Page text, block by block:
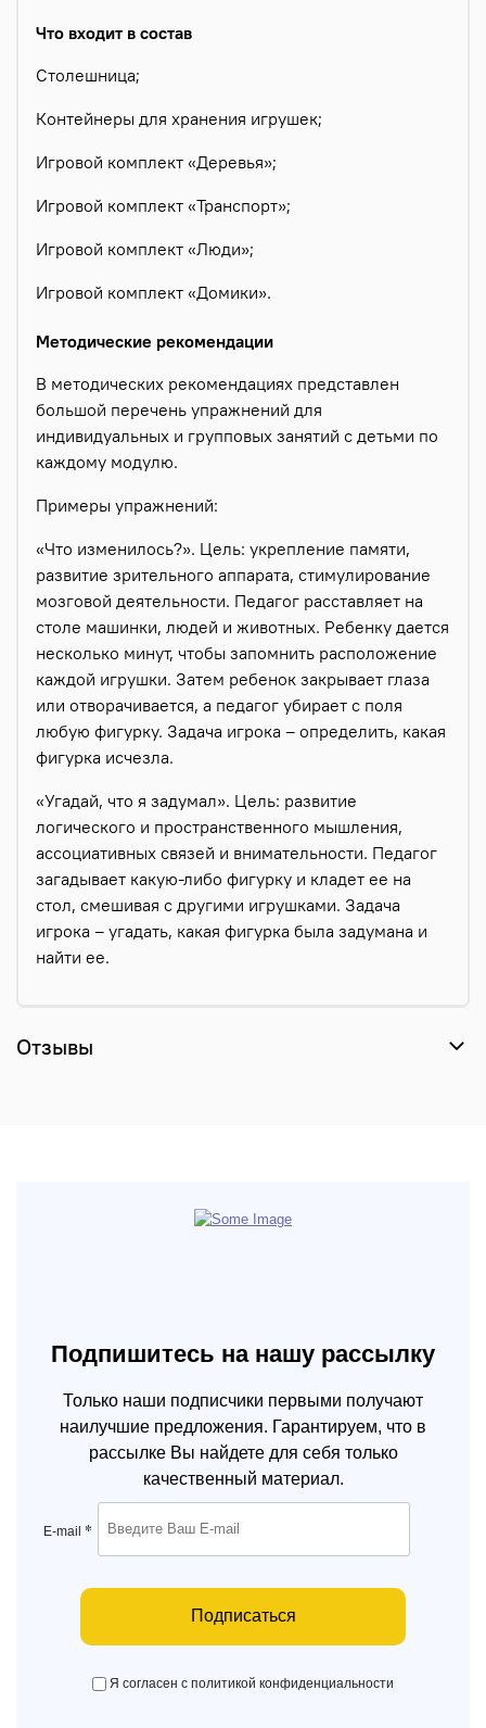
Что входит в состав
Столешница;
Контейнеры для хранения игрушек;
Игровой комплект «Деревья»;
Игровой комплект «Транспорт»;
Игровой комплект «Люди»;
Игровой комплект «Домики».
Методические рекомендации
В методических рекомендациях представлен
большой перечень упражнений для
индивидуальных и групповых занятий с детьми по
каждому модулю.
Примеры упражнений:
«Что изменилось?». Цель: укрепление памяти,
развитие зрительного аппарата, стимулирование
мозговой деятельности. Педагог расставляет на
столе машинки, людей и животных. Ребенку дается
несколько минут, чтобы запомнить расположение
каждой игрушки. Затем ребенок закрывает глаза
или отворачивается, а педагог убирает с поля
любую фигурку. Задача игрока – определить, какая
фигурка исчезла.
«Угадай, что я задумал». Цель: развитие
логического и пространственного мышления,
ассоциативных связей и внимательности. Педагог
загадывает какую-либо фигурку и кладет ее на
стол, смешивая с другими игрушками. Задача
игрока – угадать, какая фигурка была задумана и
найти ее.
Отзывы
Подпишитесь на нашу рассылку
Только наши подписчики первыми получают
наилучшие предложения. Гарантируем, что в
рассылке Вы найдете для себя только
качественный материал.
E-mail *
Подписаться
Я согласен с политикой конфиденциальности